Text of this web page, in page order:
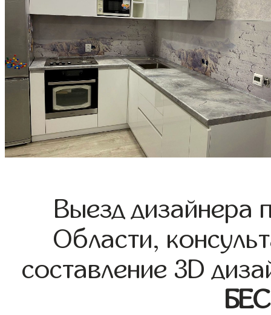
Выезд дизайнера
Области,
составление 3D